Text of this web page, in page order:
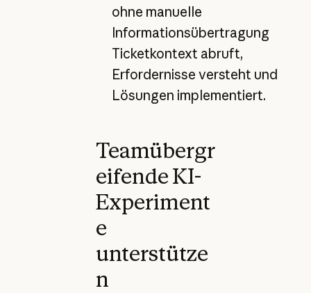
ohne manuelle
Informationsübertragung
Ticketkontext abruft,
Erfordernisse versteht und
Lösungen implementiert.
Teamübergr
eifende KI-
Experiment
e
unterstütze
n